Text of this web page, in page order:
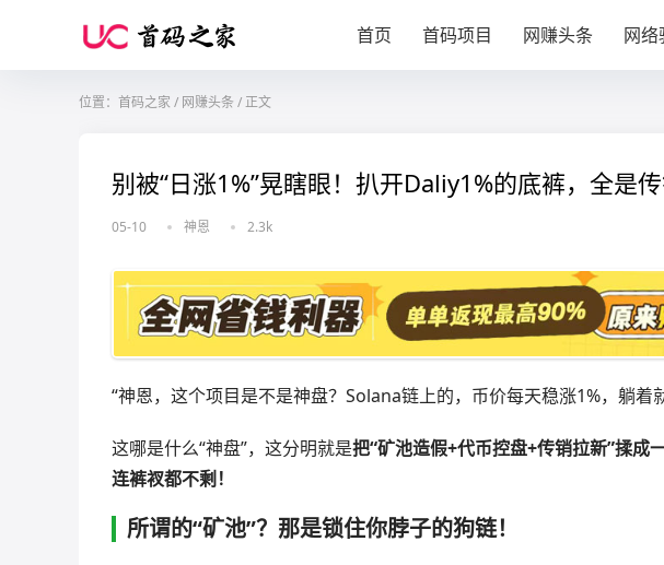
首页 首码项目 网赚头条 网络
位置： 首码之家 / 网赚头条 /正文
别被“日涨1%”晃瞎眼！扒开Daliy1%的底裤，全是传
05-10 神恩 2.3k
“神恩，这个项目是不是神盘？Solana链上的，币价每天稳涨1%，躺着
这哪是什么“神盘”，这分明就是把“矿池造假+代币控盘+传销拉新”揉成
连裤衩都不剩！
所谓的“矿池”？那是锁住你脖子的狗链！